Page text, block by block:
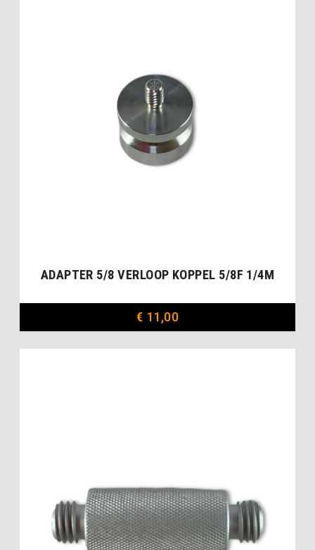
ADAPTER 5/8 VERLOOP KOPPEL 5/8F 1/4M
€ 11,00